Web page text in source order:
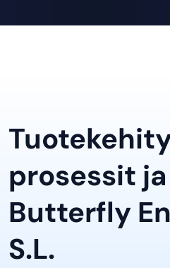
prosessit
Butterfly
S.L.